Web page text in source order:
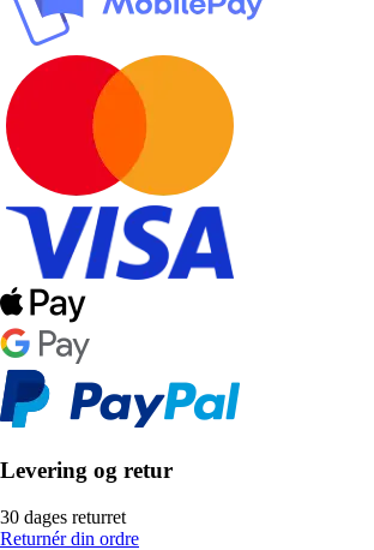
Levering og retur
30 dages returret
Returnér din ordre